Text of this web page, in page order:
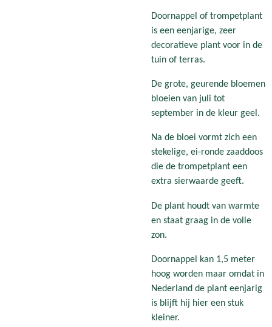
Doornappel of trompetplant
is een eenjarige, zeer
decoratieve plant voor in de
tuin of terras.
De grote, geurende bloemen
bloeien van juli tot
september in de kleur geel.
Na de bloei vormt zich een
stekelige, ei-ronde zaaddoos
die de trompetplant een
extra sierwaarde geeft.
De plant houdt van warmte
en staat graag in de volle
zon.
Doornappel kan 1,5 meter
hoog worden maar omdat in
Nederland de plant eenjarig
is blijft hij hier een stuk
kleiner.